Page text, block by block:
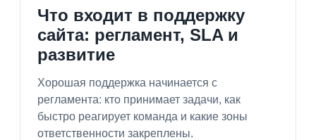
Что входит в поддержку
сайта: регламент, SLA и
развитие
Хорошая поддержка начинается с
регламента: кто принимает задачи, как
быстро реагирует команда и какие зоны
ответственности закреплены.